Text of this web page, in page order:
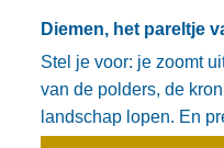
Diemen, het pareltje
Stel je voor: je zoomt
van de polders, de
landschap lopen. En